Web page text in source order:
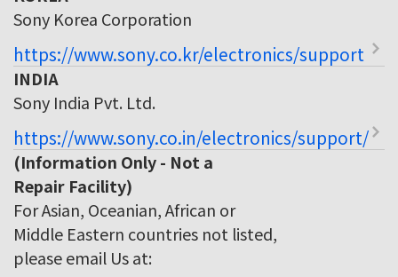
Sony Korea Corporation
https://www.sony.co.kr/electronics/support
INDIA
Sony India Pvt. Ltd.
https://www.sony.co.in/electronics/support/
(Information Only - Not a
Repair Facility)
For Asian, Oceanian, African or
Middle Eastern countries not listed,
please email Us at: